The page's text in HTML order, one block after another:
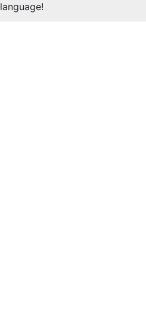
language!